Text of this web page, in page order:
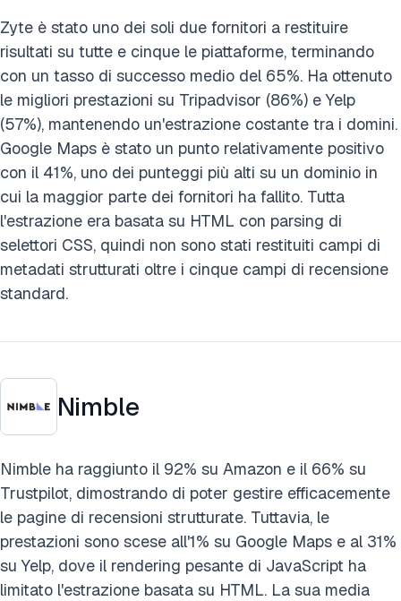
Zyte è stato uno dei soli due fornitori a restituire
risultati su tutte e cinque le piattaforme, terminando
con un tasso di successo medio del 65%. Ha ottenuto
le migliori prestazioni su Tripadvisor (86%) e Yelp
(57%), mantenendo un'estrazione costante tra i domini.
Google Maps è stato un punto relativamente positivo
con il 41%, uno dei punteggi più alti su un dominio in
cui la maggior parte dei fornitori ha fallito. Tutta
l'estrazione era basata su HTML con parsing di
selettori CSS, quindi non sono stati restituiti campi di
metadati strutturati oltre i cinque campi di recensione
standard.
Nimble
Nimble ha raggiunto il 92% su Amazon e il 66% su
Trustpilot, dimostrando di poter gestire efficacemente
le pagine di recensioni strutturate. Tuttavia, le
prestazioni sono scese all'1% su Google Maps e al 31%
su Yelp, dove il rendering pesante di JavaScript ha
limitato l'estrazione basata su HTML. La sua media